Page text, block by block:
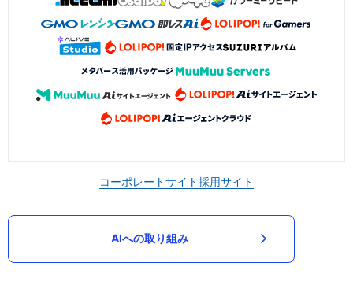
コーポレートサイト採用サイト
AIへの取り組み